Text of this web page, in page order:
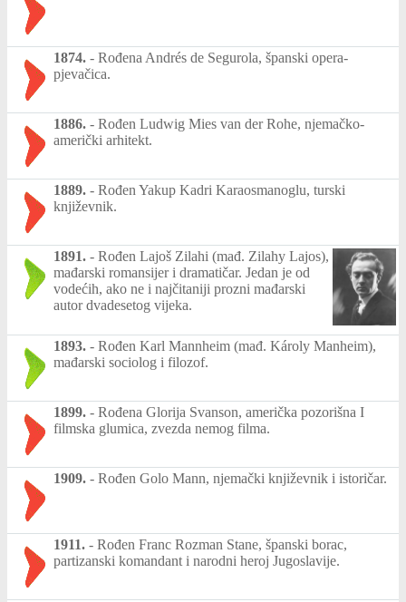
1874. - Rođena Andrés de Segurola, španski opera-
pjevačica.
1886. - Rođen Ludwig Mies van der Rohe, njemačko-
američki arhitekt.
1889. - Rođen Yakup Kadri Karaosmanoglu, turski
književnik.
1891. - Rođen Lajoš Zilahi (mađ. Zilahy Lajos),
mađarski romansijer i dramatičar. Jedan je od
vodećih, ako ne i najčitaniji prozni mađarski
autor dvadesetog vijeka.
1893. - Rođen Karl Mannheim (mađ. Károly Manheim),
mađarski sociolog i filozof.
1899. - Rođena Glorija Svanson, američka pozorišna I
filmska glumica, zvezda nemog filma.
1909. - Rođen Golo Mann, njemački književnik i istoričar.
1911. - Rođen Franc Rozman Stane, španski borac,
partizanski komandant i narodni heroj Jugoslavije.